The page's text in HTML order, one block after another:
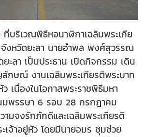
ที่บริเวณพิธีหอนาฬิกาเฉลิมพระเกีย
งหวัดยะลา นายอำพล พงศ์สุวรรณ
ยะลา เป็นประธาน เปิดกิจกรรม เดิน
กษณ์ งานเฉลิมพระเกียรติพระบาท
เนื่องในโอกาสพระราชพิธีมหา
มพรรษา 6 รอบ 28 กรกฎาคม
มจงรักภักดีและเฉลิมพระเกียรติ
เจ้าอยู่หัว โดยมีนายอมร ชุมช่วย